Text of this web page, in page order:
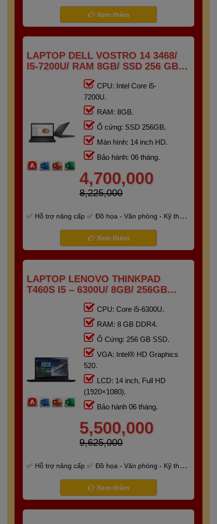
Bảo hành 6 tháng
Xem thêm
LAPTOP DELL VOSTRO 14 3468/
I5-7200U/ RAM 8GB/ SSD 256 GB/
CPU: Intel Core i5-
7200U.
RAM: 8GB.
Ổ cứng: SSD 256GB.
Màn hình: 14 inch HD.
Bảo hành: 06 tháng.
4,700,000
8,225,000
Hỗ trợ nâng cấp
Đồ họa - Văn phòng - Kỹ thuật
Bảo hành 6 tháng
Xem thêm
LAPTOP LENOVO THINKPAD
T460S I5 – 6300U/ 8GB/ 256GB
CPU: Core i5-6300U.
RAM: 8 GB DDR4.
Ổ Cứng: 256 GB SSD.
VGA: Intel® HD Graphics
520.
LCD: 14 inch, Full HD
(1920×1080).
Bảo hành 06 tháng.
5,500,000
9,625,000
Hỗ trợ nâng cấp
Đồ họa - Văn phòng - Kỹ thuật
Bảo hành 6 tháng
Xem thêm